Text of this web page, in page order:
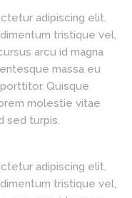
adipiscing elit.
tristique vel,
arcu id magna
massa eu
Quisque
molestie vitae
sed turpis.
adipiscing elit.
tristique vel,